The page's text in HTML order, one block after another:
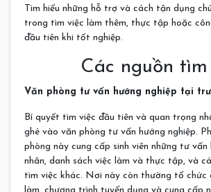
Tìm hiểu những hỗ trợ và cách tận dụng
trong tìm việc làm thêm, thực tập hoặc
đầu tiên khi tốt nghiệp.
Các nguồn tìm
Văn phòng tư vấn hướng nghiệp tại
Bí quyết tìm việc đầu tiên và quan trọng
ghé vào văn phòng tư vấn hướng nghiệp.
phòng này cung cấp sinh viên những tư vấn
nhân, danh sách việc làm và thực tập, và
tìm việc khác. Nơi này còn thường tổ chức